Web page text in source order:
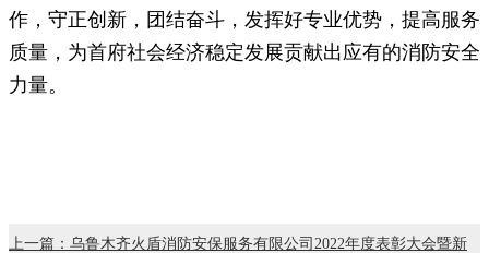
作，守正创新，团结奋斗，发挥好专业优势，提高服务
质量，为首府社会经济稳定发展贡献出应有的消防安全
力量。
上一篇：乌鲁木齐火盾消防安保服务有限公司2022年度表彰大会暨新